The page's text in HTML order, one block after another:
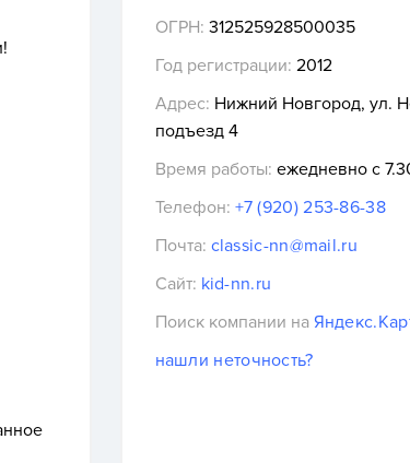
ОГРН: 312525928500035
Год регистрации: 2012
Адрес: Нижний Новгород, ул.
подъезд 4
Время работы: ежедневно с
Телефон: +7 (920) 253-86-38
Почта: classic-nn@mail.ru
Сайт: kid-nn.ru
Поиск компании на
нашли неточность?